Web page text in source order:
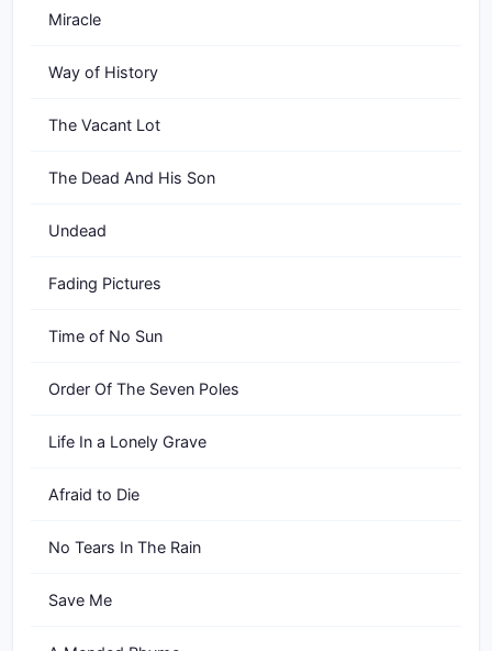
Miracle
Way of History
The Vacant Lot
The Dead And His Son
Undead
Fading Pictures
Time of No Sun
Order Of The Seven Poles
Life In a Lonely Grave
Afraid to Die
No Tears In The Rain
Save Me